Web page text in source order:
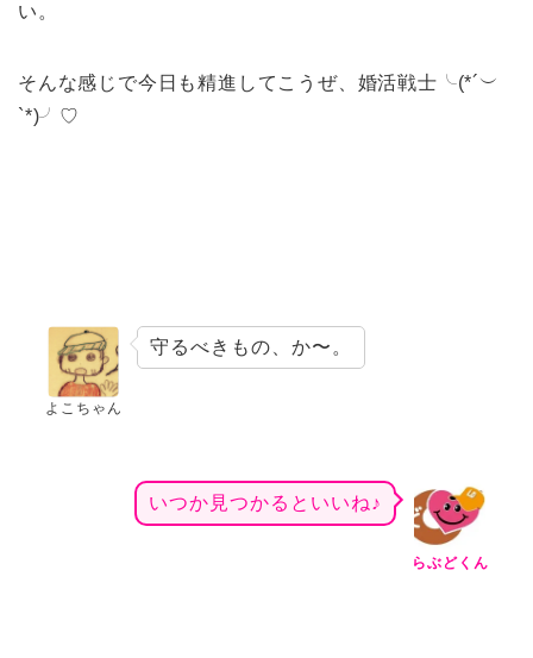
い。
そんな感じで今日も精進してこうぜ、婚活戦士╰(*´︶
`*)╯♡
よこちゃん
守るべきもの、か〜。
らぶどくん
いつか見つかるといいね♪